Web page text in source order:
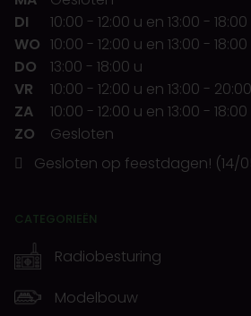
DI
10:00 - 12:00 u en 13:00 -
WO 10:00 - 12:00 u en 13:00 -
DO
13:00 - 18:00 u
VR
10:00 - 12:00 u en 13:00 -
ZA
10:00 - 12:00 u en 13:00 -
ZO
Gesloten
Gesloten op feestdagen! (14/
CATEGORIEËN
Radiobesturing
Modelbouw